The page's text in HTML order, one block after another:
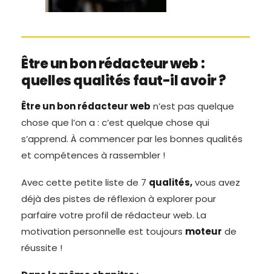
Être un bon rédacteur web :
quelles qualités faut-il avoir ?
Être un bon rédacteur web n’est pas quelque
chose que l’on a : c’est quelque chose qui
s’apprend. À commencer par les bonnes qualités
et compétences à rassembler !
Avec cette petite liste de 7 qualités,vous avez
déjà des pistes de réflexion à explorer pour
parfaire votre profil de rédacteur web. La
motivation personnelle est toujours moteur de
réussite !